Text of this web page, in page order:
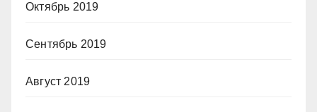
Октябрь 2019
Сентябрь 2019
Август 2019